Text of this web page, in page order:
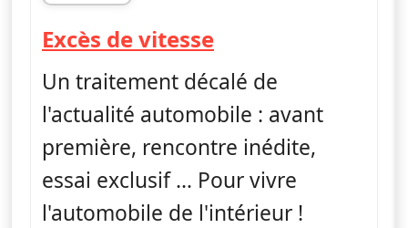
fin 22h30
Excès de vitesse— Excès de
Un traitement décalé de
l'actualité automobile : avant
première, rencontre inédite,
essai exclusif … Pour vivre
l'automobile de l'intérieur !